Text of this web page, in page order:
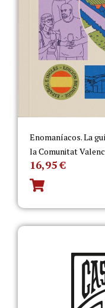
Enomaníacos. La
la Comunitat
16,95€